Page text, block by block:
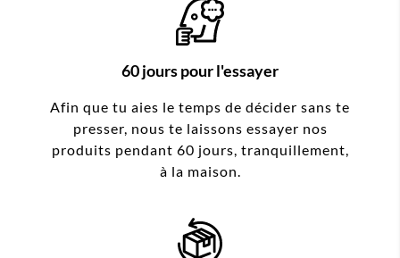
60 jours pour l'essayer
Afin que tu aies le temps de décider sans te
presser, nous te laissons essayer nos
produits pendant 60 jours, tranquillement,
à la maison.